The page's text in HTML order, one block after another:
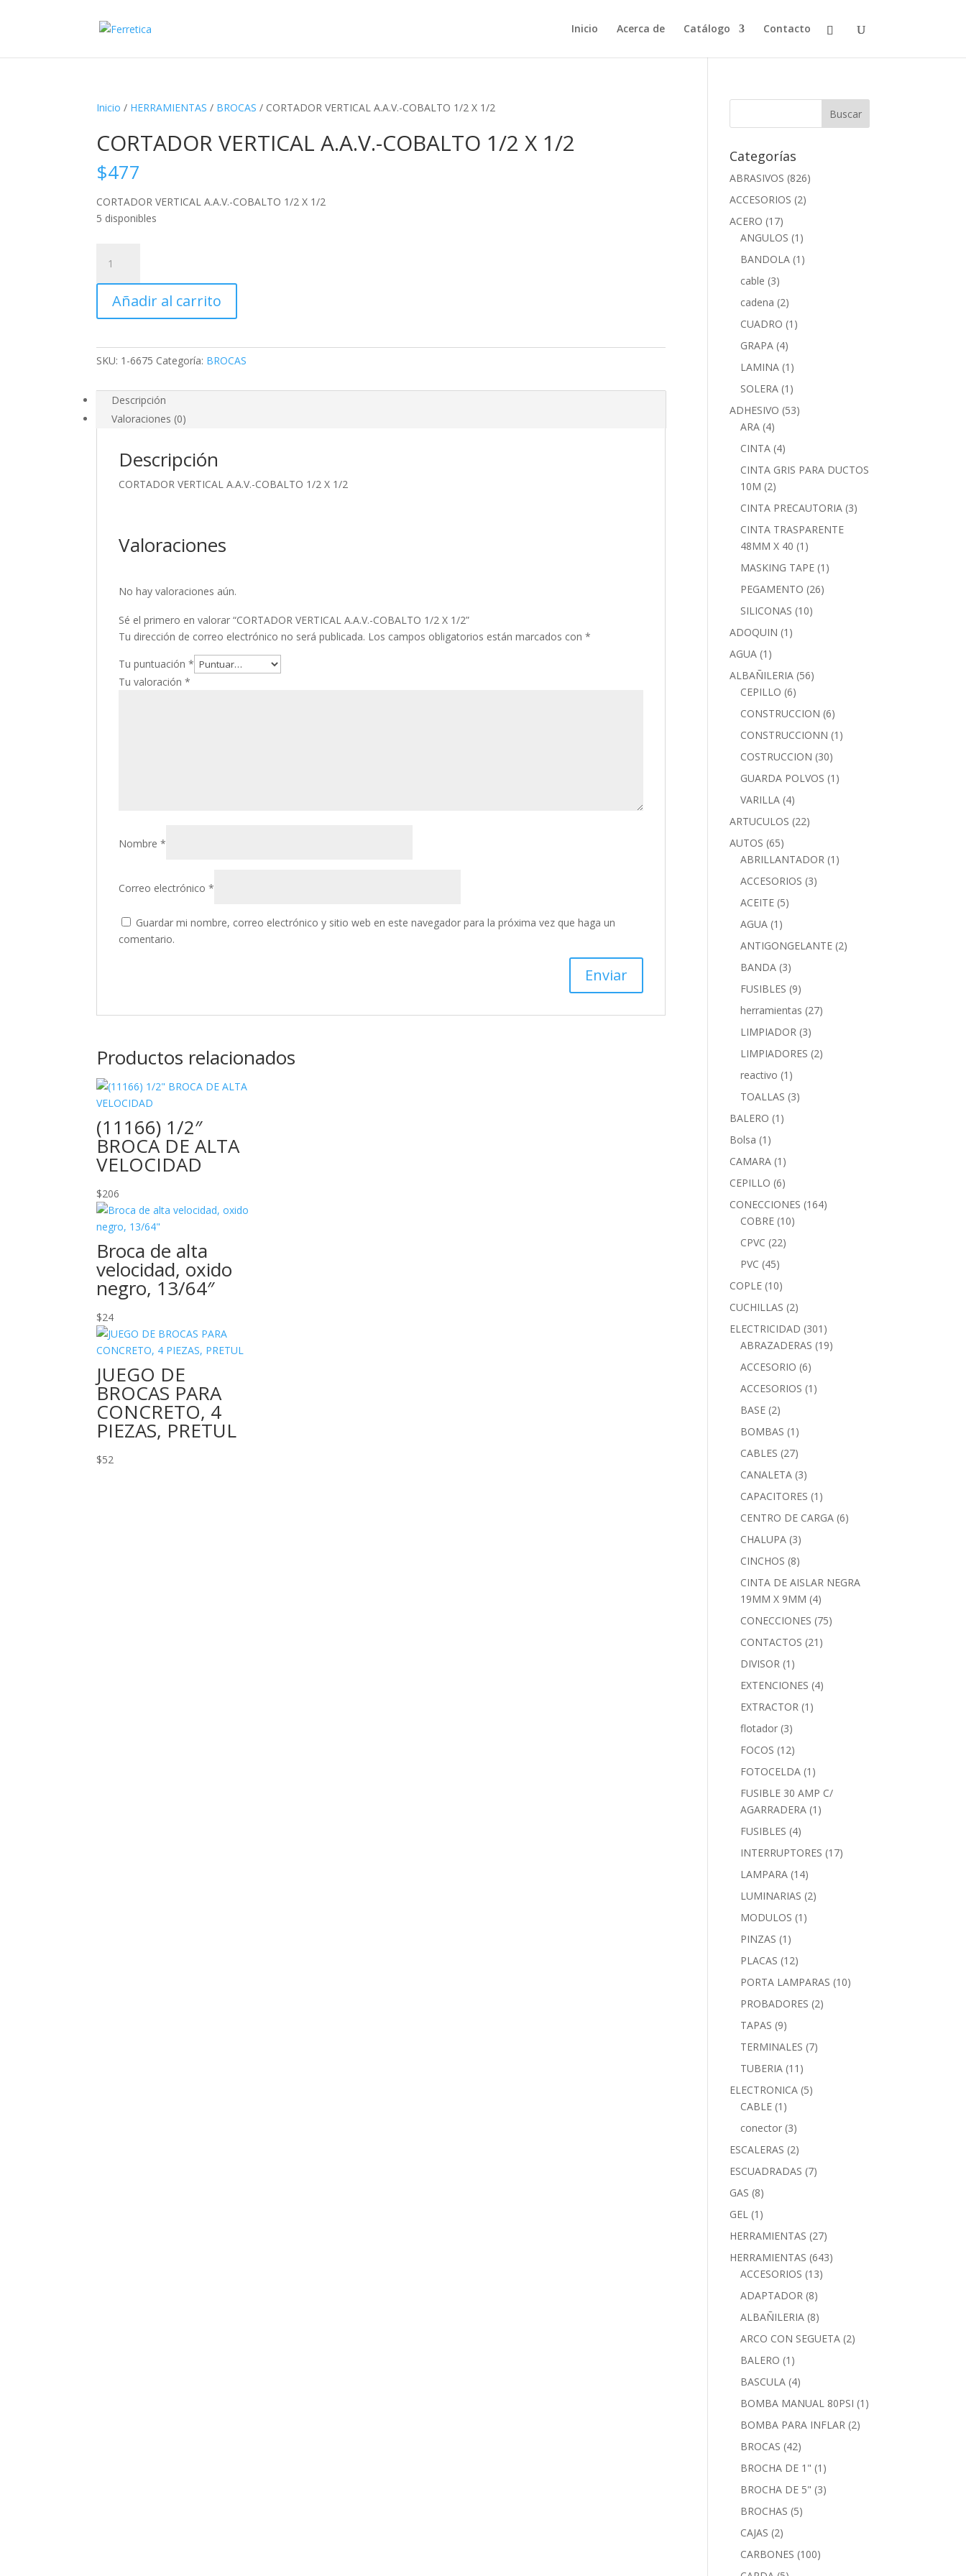
Inicio Acerca de Catálogo Contacto
Inicio / HERRAMIENTAS / BROCAS / CORTADOR VERTICAL A.A.V.-COBALTO 1/2 X 1/2
CORTADOR VERTICAL A.A.V.-COBALTO 1/2 X 1/2
$477
CORTADOR VERTICAL A.A.V.-COBALTO 1/2 X 1/2
5 disponibles
VERTICAL
A.A.V.-
COBALTO
1/2
1/2
cantidad
Añadir al carrito
SKU: 1-6675 Categoría: BROCAS
Descripción
Valoraciones (0)
Descripción
CORTADOR VERTICAL A.A.V.-COBALTO 1/2 X 1/2
Valoraciones
No hay valoraciones aún.
Sé el primero en valorar “CORTADOR VERTICAL A.A.V.-COBALTO 1/2 X 1/2”
Tu dirección de correo electrónico no será publicada. Los campos obligatorios están marcados con*
Tu puntuación*
Tu valoración*
Nombre*
Correo electrónico*
Guardar mi nombre, correo electrónico y sitio web en este navegador para la próxima vez que haga un
comentario.
Productos relacionados
(11166) 1/2″
BROCA DE ALTA
VELOCIDAD
$206
Broca de alta
velocidad, oxido
negro, 13/64″
$24
JUEGO DE
BROCAS PARA
CONCRETO, 4
PIEZAS, PRETUL
$52
Categorías
ABRASIVOS (826)
ACCESORIOS (2)
ACERO (17)
ANGULOS (1)
BANDOLA (1)
cable (3)
cadena (2)
CUADRO (1)
GRAPA (4)
LAMINA (1)
SOLERA (1)
ADHESIVO (53)
ARA (4)
CINTA (4)
CINTA GRIS PARA DUCTOS
10M (2)
CINTA PRECAUTORIA (3)
CINTA TRASPARENTE
48MM X 40 (1)
MASKING TAPE (1)
PEGAMENTO (26)
SILICONAS (10)
ADOQUIN (1)
AGUA (1)
ALBAÑILERIA (56)
CEPILLO (6)
CONSTRUCCION (6)
CONSTRUCCIONN (1)
COSTRUCCION (30)
GUARDA POLVOS (1)
VARILLA (4)
ARTUCULOS (22)
AUTOS (65)
ABRILLANTADOR (1)
ACCESORIOS (3)
ACEITE (5)
AGUA (1)
ANTIGONGELANTE (2)
BANDA (3)
FUSIBLES (9)
herramientas (27)
LIMPIADOR (3)
LIMPIADORES (2)
reactivo (1)
TOALLAS (3)
BALERO (1)
Bolsa (1)
CAMARA (1)
CEPILLO (6)
CONECCIONES (164)
COBRE (10)
CPVC (22)
PVC (45)
COPLE (10)
CUCHILLAS (2)
ELECTRICIDAD (301)
ABRAZADERAS (19)
ACCESORIO (6)
ACCESORIOS (1)
BASE (2)
BOMBAS (1)
CABLES (27)
CANALETA (3)
CAPACITORES (1)
CENTRO DE CARGA (6)
CHALUPA (3)
CINCHOS (8)
CINTA DE AISLAR NEGRA
19MM X 9MM (4)
CONECCIONES (75)
CONTACTOS (21)
DIVISOR (1)
EXTENCIONES (4)
EXTRACTOR (1)
flotador (3)
FOCOS (12)
FOTOCELDA (1)
FUSIBLE 30 AMP C/
AGARRADERA (1)
FUSIBLES (4)
INTERRUPTORES (17)
LAMPARA (14)
LUMINARIAS (2)
MODULOS (1)
PINZAS (1)
PLACAS (12)
PORTA LAMPARAS (10)
PROBADORES (2)
TAPAS (9)
TERMINALES (7)
TUBERIA (11)
ELECTRONICA (5)
CABLE (1)
conector (3)
ESCALERAS (2)
ESCUADRADAS (7)
GAS (8)
GEL (1)
HERRAMIENTAS (27)
HERRAMIENTAS (643)
ACCESORIOS (13)
ADAPTADOR (8)
ALBAÑILERIA (8)
ARCO CON SEGUETA (2)
BALERO (1)
BASCULA (4)
BOMBA MANUAL 80PSI (1)
BOMBA PARA INFLAR (2)
BROCAS (42)
BROCHA DE 1" (1)
BROCHA DE 5" (3)
BROCHAS (5)
CAJAS (2)
CARBONES (100)